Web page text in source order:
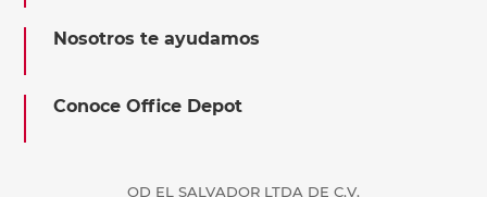
Nosotros te ayudamos
Conoce Office Depot
OD EL SALVADOR LTDA DE C.V.